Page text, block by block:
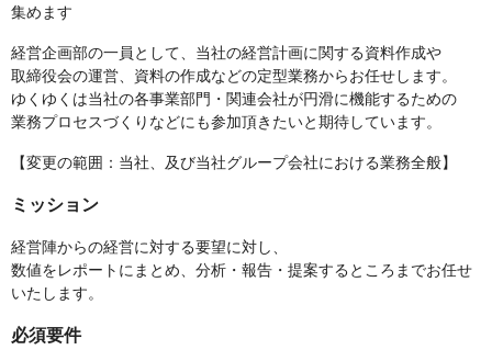
集めます
経営企画部の一員として、当社の経営計画に関する資料作成や
取締役会の運営、資料の作成などの定型業務からお任せします。
ゆくゆくは当社の各事業部門・関連会社が円滑に機能するための
業務プロセスづくりなどにも参加頂きたいと期待しています。
【変更の範囲：当社、及び当社グループ会社における業務全般】
ミッション
経営陣からの経営に対する要望に対し、
数値をレポートにまとめ、分析・報告・提案するところまでお任せ
いたします。
必須要件